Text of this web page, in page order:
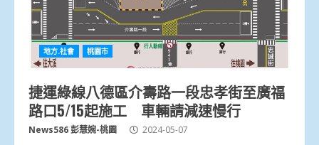
地方.社會 桃園市
捷運綠線八德區介壽路一段忠孝街至廣福
路口5/15起施工 車輛請減速慢行
News586 彭慧婉-桃園 2024-05-07